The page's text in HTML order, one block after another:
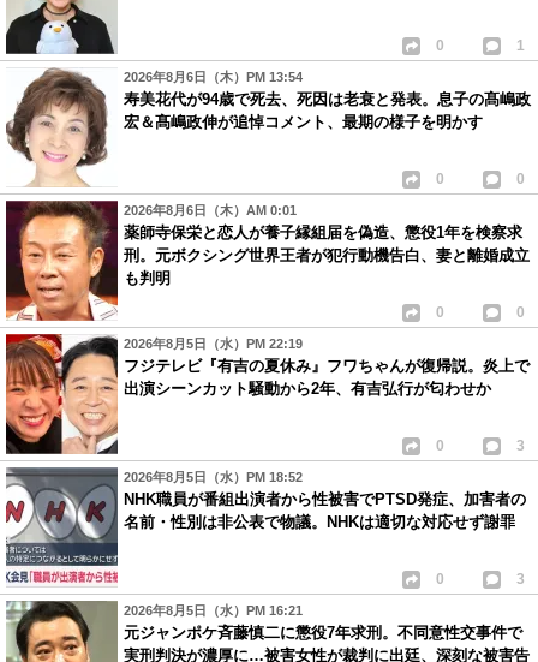
0 1
2026年8月6日（木）PM 13:54
寿美花代が94歳で死去、死因は老衰と発表。息子の髙嶋政
宏＆髙嶋政伸が追悼コメント、最期の様子を明かす
0 0
2026年8月6日（木）AM 0:01
薬師寺保栄と恋人が養子縁組届を偽造、懲役1年を検察求
刑。元ボクシング世界王者が犯行動機告白、妻と離婚成立
も判明
0 0
2026年8月5日（水）PM 22:19
フジテレビ『有吉の夏休み』フワちゃんが復帰説。炎上で
出演シーンカット騒動から2年、有吉弘行が匂わせか
0 3
2026年8月5日（水）PM 18:52
NHK職員が番組出演者から性被害でPTSD発症、加害者の
名前・性別は非公表で物議。NHKは適切な対応せず謝罪
0 3
2026年8月5日（水）PM 16:21
元ジャンポケ斉藤慎二に懲役7年求刑。不同意性交事件で
実刑判決が濃厚に…被害女性が裁判に出廷、深刻な被害告